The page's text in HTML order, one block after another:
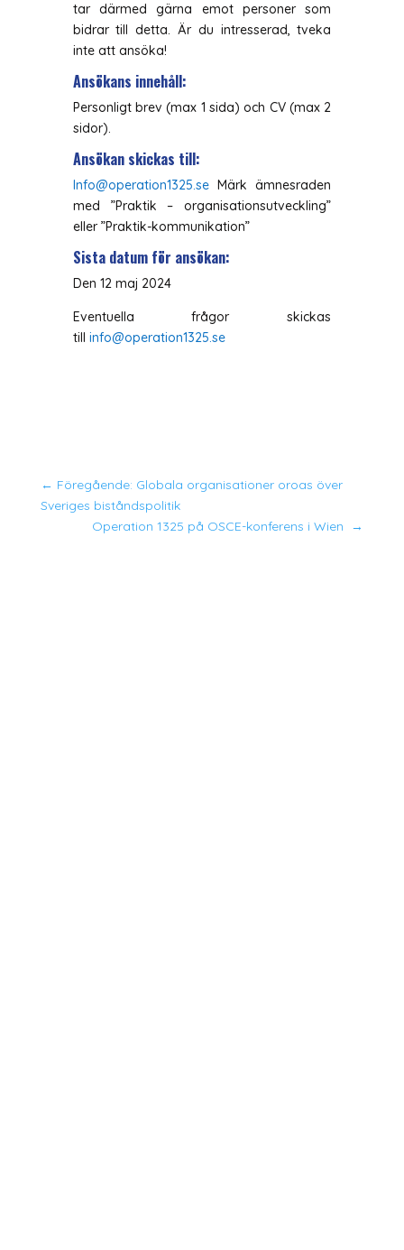
tar därmed gärna emot personer som
bidrar till detta. Är du intresserad, tveka
inte att ansöka!
Ansökans innehåll:
Personligt brev (max 1 sida) och CV (max 2
sidor).
Ansökan skickas till:
Info@operation1325.seMärk ämnesraden
med ”Praktik – organisationsutveckling”
eller ”Praktik-kommunikation”
Sista datum för ansökan:
Den 12 maj 2024
Eventuella frågor skickas
till info@operation1325.se
← Föregående: Globala organisationer oroas över
Sveriges biståndspolitik
Operation 1325 på OSCE-konferens i Wien
→